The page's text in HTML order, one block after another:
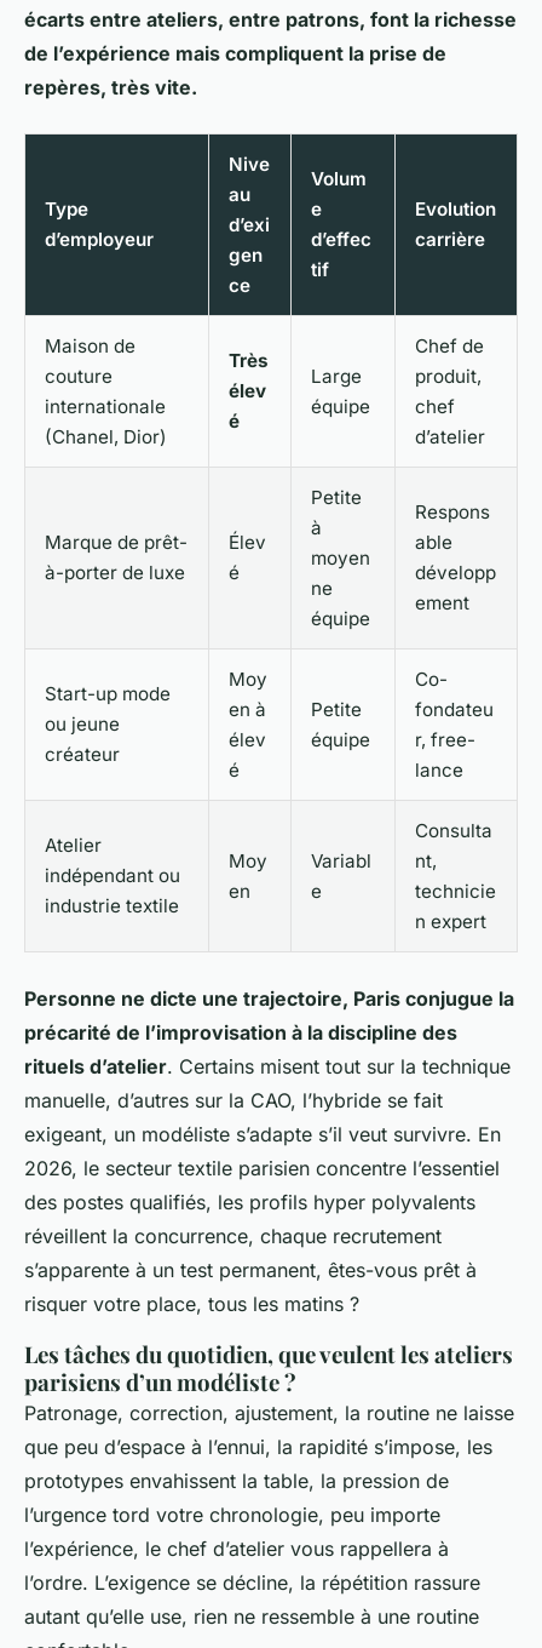
écarts entre ateliers, entre patrons, font la richesse
de l’expérience mais compliquent la prise de
repères, très vite.
Type
d’employeur
Nive
au
d’exi
gen
ce
Volum
e
d’effec
tif
Evolution
carrière
Maison de
couture
internationale
(Chanel, Dior)
Très
élev
é
Large
équipe
Chef de
produit,
chef
d’atelier
Marque de prêt-
à-porter de luxe
Élev
é
Petite
à
moyen
ne
équipe
Respons
able
développ
ement
Start-up mode
ou jeune
créateur
Moy
en à
élev
é
Petite
équipe
Co-
fondateu
r, free-
lance
Atelier
indépendant ou
industrie textile
Moy
en
Variabl
e
Consulta
nt,
technicie
n expert
Personne ne dicte une trajectoire, Paris conjugue la
précarité de l’improvisation à la discipline des
rituels d’atelier. Certains misent tout sur la technique
manuelle, d’autres sur la CAO, l’hybride se fait
exigeant, un modéliste s’adapte s’il veut survivre. En
2026, le secteur textile parisien concentre l’essentiel
des postes qualifiés, les profils hyper polyvalents
réveillent la concurrence, chaque recrutement
s’apparente à un test permanent, êtes-vous prêt à
risquer votre place, tous les matins ?
Les tâches du quotidien, que veulent les ateliers
parisiens d’un modéliste ?
Patronage, correction, ajustement, la routine ne laisse
que peu d’espace à l’ennui, la rapidité s’impose, les
prototypes envahissent la table, la pression de
l’urgence tord votre chronologie, peu importe
l’expérience, le chef d’atelier vous rappellera à
l’ordre. L’exigence se décline, la répétition rassure
autant qu’elle use, rien ne ressemble à une routine